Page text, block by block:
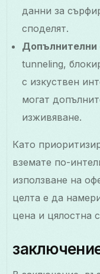
данни за
споделят.
Допълнителни
tunneling,
с изкуствен
могат
изживяване.
Като
вземате по-
използване на
целта е да
цена и цялостна